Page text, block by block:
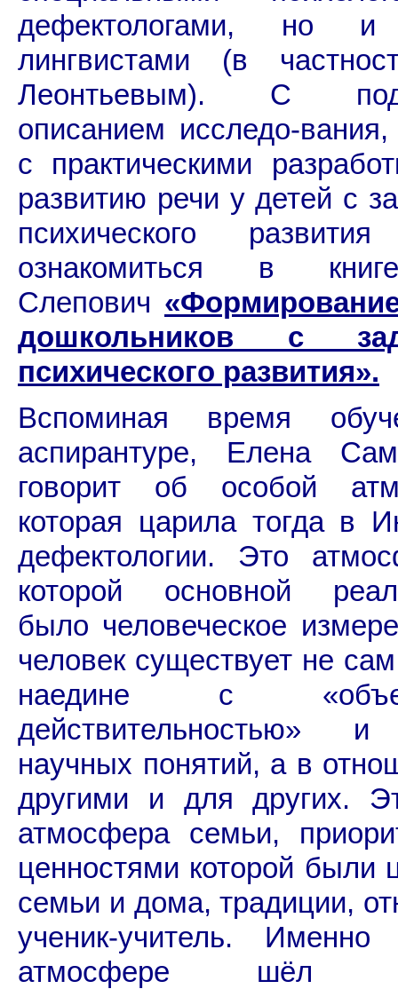
дефектологами, но и
лингвистами (в
Леонтьевым). С
описанием исследо-
с практическими
развитию речи у детей с
психического
ознакомиться в
Слепович
дошкольников с
психического развития».
Вспоминая время
аспирантуре, Елена
говорит об особой
которая царила тогда в
дефектологии. Это
которой основной
было человеческое
человек существует не
наедине с
действительностью»
научных понятий, а в
другими и для других.
атмосфера семьи,
ценностями которой были
семьи и дома, традиции,
ученик-учитель.
атмосфере шёл